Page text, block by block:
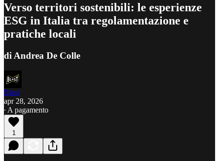
Verso territori sostenibili: le esperienze
ESG in Italia tra regolamentazione e
pratiche locali
di Andrea De Colle
Blast
apr 28, 2026
∙ A pagamento
1